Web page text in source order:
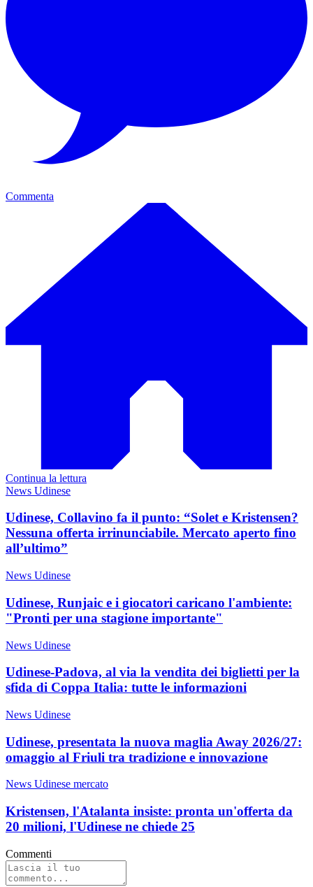
Commenta
Continua la lettura
News Udinese
Udinese, Collavino fa il punto: “Solet e Kristensen?
Nessuna offerta irrinunciabile. Mercato aperto fino
all’ultimo”
News Udinese
Udinese, Runjaic e i giocatori caricano l'ambiente:
"Pronti per una stagione importante"
News Udinese
Udinese-Padova, al via la vendita dei biglietti per la
sfida di Coppa Italia: tutte le informazioni
News Udinese
Udinese, presentata la nuova maglia Away 2026/27:
omaggio al Friuli tra tradizione e innovazione
News Udinese mercato
Kristensen, l'Atalanta insiste: pronta un'offerta da
20 milioni, l'Udinese ne chiede 25
Commenti